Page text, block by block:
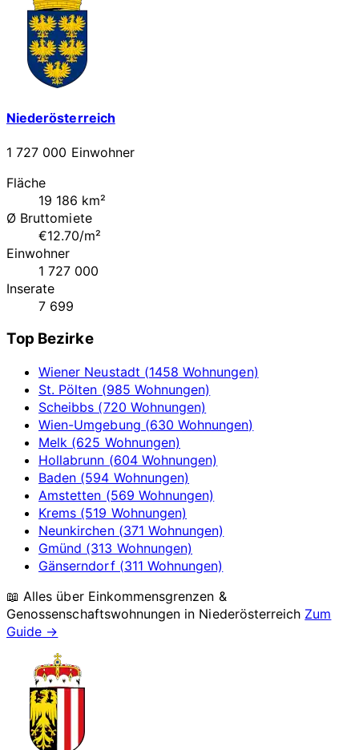
Niederösterreich
1 727 000 Einwohner
Fläche
19 186 km²
Ø Bruttomiete
€12.70/m²
Einwohner
1 727 000
Inserate
7 699
Top Bezirke
Wiener Neustadt (1458 Wohnungen)
St. Pölten (985 Wohnungen)
Scheibbs (720 Wohnungen)
Wien-Umgebung (630 Wohnungen)
Melk (625 Wohnungen)
Hollabrunn (604 Wohnungen)
Baden (594 Wohnungen)
Amstetten (569 Wohnungen)
Krems (519 Wohnungen)
Neunkirchen (371 Wohnungen)
Gmünd (313 Wohnungen)
Gänserndorf (311 Wohnungen)
📖 Alles über Einkommensgrenzen &
Genossenschaftswohnungen in Niederösterreich Zum
Guide →